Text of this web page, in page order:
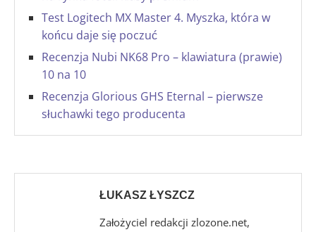
Test Logitech MX Master 4. Myszka, która w
końcu daje się poczuć
Recenzja Nubi NK68 Pro – klawiatura (prawie)
10 na 10
Recenzja Glorious GHS Eternal – pierwsze
słuchawki tego producenta
ŁUKASZ ŁYSZCZ
Założyciel redakcji zlozone.net,